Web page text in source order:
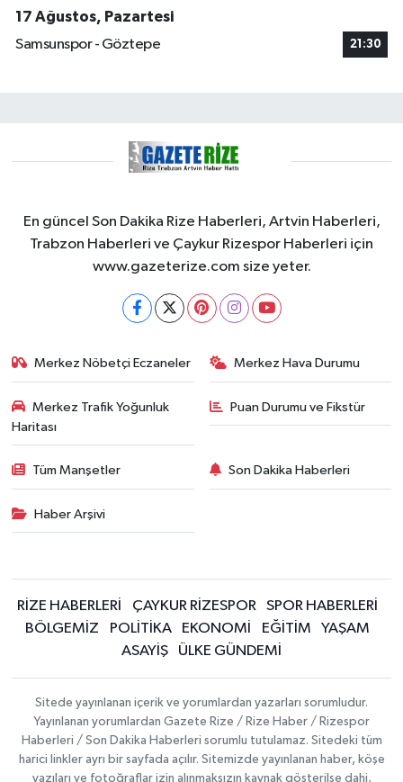
17 Ağustos, Pazartesi
Samsunspor - Göztepe
21:30
En güncel Son Dakika Rize Haberleri, Artvin Haberleri,
Trabzon Haberleri ve Çaykur Rizespor Haberleri için
www.gazeterize.com size yeter.
Merkez Nöbetçi Eczaneler Merkez Hava Durumu
Merkez Trafik Yoğunluk
Haritası
Puan Durumu ve Fikstür
Tüm Manşetler Son Dakika Haberleri
Haber Arşivi
RİZE HABERLERİ ÇAYKUR RİZESPOR
SPOR HABERLERİ
BÖLGEMİZ
POLİTİKA EKONOMİ EĞİTİM
YAŞAM
ASAYİŞ
ÜLKE GÜNDEMİ
Sitede yayınlanan içerik ve yorumlardan yazarları sorumludur.
Yayınlanan yorumlardan Gazete Rize / Rize Haber / Rizespor
Haberleri / Son Dakika Haberleri sorumlu tutulamaz. Sitedeki tüm
harici linkler ayrı bir sayfada açılır. Sitemizde yayınlanan haber, köşe
yazıları ve fotoğraflar izin alınmaksızın kaynak gösterilse dahi,